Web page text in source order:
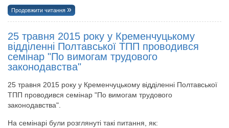
Продовжити читання
25 травня 2015 року у Кременчуцькому
відділенні Полтавської ТПП проводився
семінар "По вимогам трудового
законодавства"
25 травня 2015 року у Кременчуцькому відділенні Полтавської
ТПП проводився семінар "По вимогам трудового
законодавства".
На семінарі були розглянуті такі питання, як: